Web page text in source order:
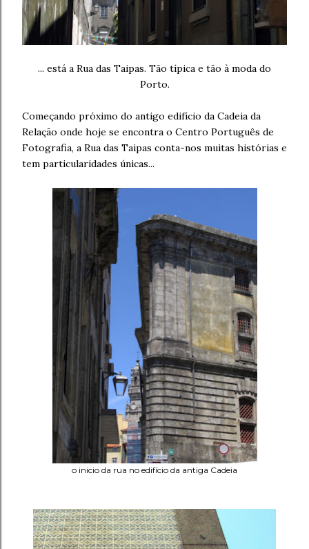
... está a Rua das Taipas. Tão típica e tão à moda do
Porto.
Começando próximo do antigo edifício da Cadeia da
Relação onde hoje se encontra o Centro Português de
Fotografia, a Rua das Taipas conta-nos muitas histórias e
tem particularidades únicas...
o inicio da rua no edifício da antiga Cadeia